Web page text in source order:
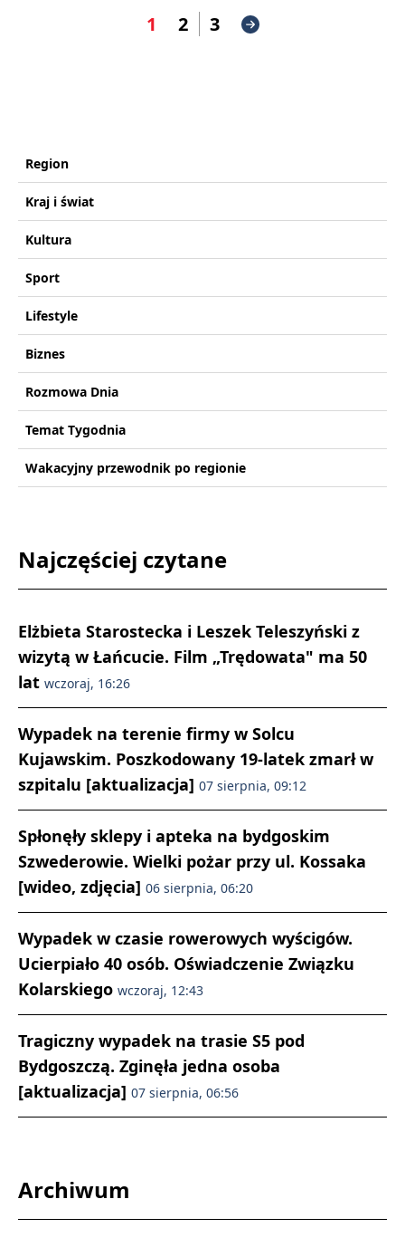
1 2 3
Region
Kraj i świat
Kultura
Sport
Lifestyle
Biznes
Rozmowa Dnia
Temat Tygodnia
Wakacyjny przewodnik po regionie
Najczęściej czytane
Elżbieta Starostecka i Leszek Teleszyński z
wizytą w Łańcucie. Film „Trędowata" ma 50
lat wczoraj, 16:26
Wypadek na terenie firmy w Solcu
Kujawskim. Poszkodowany 19-latek zmarł w
szpitalu [aktualizacja] 07 sierpnia, 09:12
Spłonęły sklepy i apteka na bydgoskim
Szwederowie. Wielki pożar przy ul. Kossaka
[wideo, zdjęcia] 06 sierpnia, 06:20
Wypadek w czasie rowerowych wyścigów.
Ucierpiało 40 osób. Oświadczenie Związku
Kolarskiego wczoraj, 12:43
Tragiczny wypadek na trasie S5 pod
Bydgoszczą. Zginęła jedna osoba
[aktualizacja] 07 sierpnia, 06:56
Archiwum